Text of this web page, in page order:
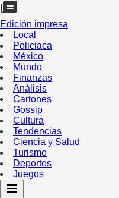
Edición impresa
Local
Policiaca
México
Mundo
Finanzas
Análisis
Cartones
Gossip
Cultura
Tendencias
Ciencia y Salud
Turismo
Deportes
Juegos